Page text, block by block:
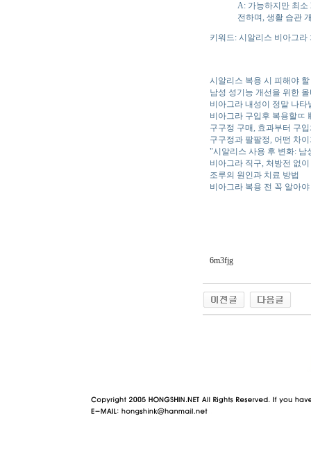
A: 가능하지만 최소
전하며, 생활 습관
키워드: 시알리스 비아그
시알리스 복용 시 피해야
남성 성기능 개선을 위한
비아그라 내성이 정말 나타
비아그라 구입후 복용할ㅤㄸ
구구정 구매, 효과부터 구
구구정과 팔팔정, 어떤 차
"시알리스 사용 후 변화: 남
비아그라 직구, 처방전 없
조루의 원인과 치료 방법
비아그라 복용 전 꼭 알아
6m3fjg